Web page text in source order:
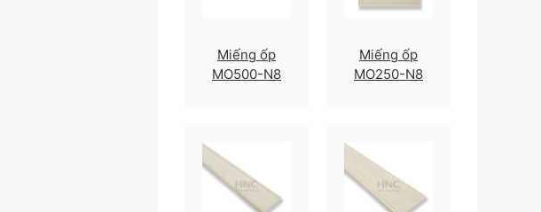
Miếng ốp
MO500-N8
Miếng ốp
MO250-N8